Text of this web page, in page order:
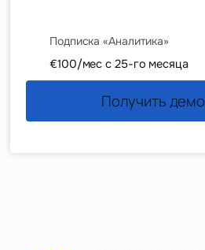
Подписка «Аналитика»
€100/мес с 25-го месяца
Получить демо